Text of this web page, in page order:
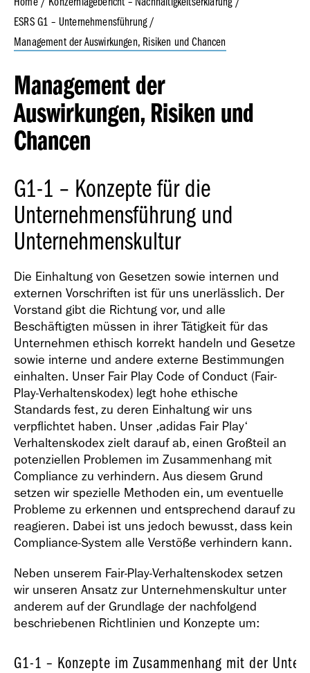
Geschäfts­bericht
2023
Geschäfts­bericht
2022
Geschäfts­bericht
2021
Geschäfts­bericht
2020
Geschäfts­bericht
2019
ESRS G1 – Unternehmensführung
Management der Auswirkungen, Risiken und Chancen
Management der
Auswirkungen, Risiken und
Chancen
G1-1 – Konzepte für die
Unternehmensführung und
Unternehmenskultur
Die Einhaltung von Gesetzen sowie internen und
externen Vorschriften ist für uns unerlässlich. Der
Vorstand gibt die Richtung vor, und alle
Beschäftigten müssen in ihrer Tätigkeit für das
Unternehmen ethisch korrekt handeln und Gesetze
sowie interne und andere externe Bestimmungen
einhalten. Unser Fair Play Code of Conduct (Fair-
Play-Verhaltenskodex) legt hohe ethische
Standards fest, zu deren Einhaltung wir uns
verpflichtet haben. Unser ,adidas Fair Play‘
Verhaltenskodex zielt darauf ab, einen Großteil an
potenziellen Problemen im Zusammenhang mit
Compliance zu verhindern. Aus diesem Grund
setzen wir spezielle Methoden ein, um eventuelle
Probleme zu erkennen und entsprechend darauf zu
reagieren. Dabei ist uns jedoch bewusst, dass kein
Compliance-System alle Verstöße verhindern kann.
Neben unserem Fair-Play-Verhaltenskodex setzen
wir unseren Ansatz zur Unternehmenskultur unter
anderem auf der Grundlage der nachfolgend
beschriebenen Richtlinien und Konzepte um:
G1-1 – Konzepte im Zusammenhang mit der